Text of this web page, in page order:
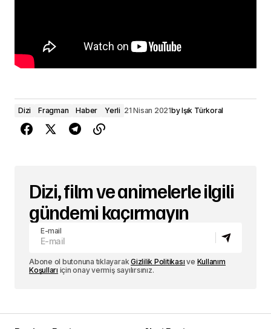
Dizi Fragman Haber Yerli 21 Nisan 2021byIşık Türkoral
Dizi, film ve animelerle ilgili
gündemi kaçırmayın
E-mail
Abone ol butonuna tıklayarakGizlilik Politikası ve Kullanım
Koşulları için onay vermiş sayılırsınız.